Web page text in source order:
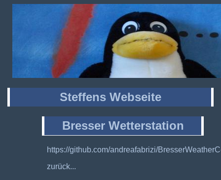
Steffens Webseite
Bresser Wetterstation
https://github.com/andreafabrizi/
zurück...